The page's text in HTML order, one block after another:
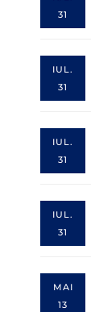
31
IUL.
31
IUL.
31
IUL.
31
MAI
13